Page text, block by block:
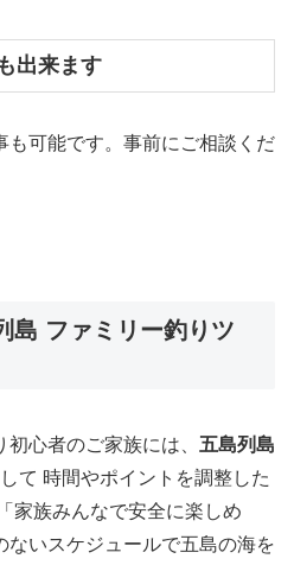
出来ます
も可能です。事前にご相談くだ
島 ファミリー釣りツ
心者のご家族には、 五島列島
て 時間やポイントを調整した
家族みんなで安全に楽しめ
ないスケジュールで五島の海を